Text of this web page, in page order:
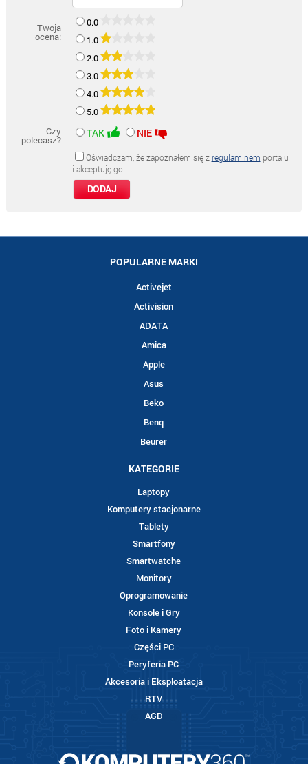
Twoja
ocena:
0.0
1.0
2.0
3.0
4.0
5.0
Czy
polecasz?
TAK NIE
Oświadczam, że zapoznałem się z regulaminem portalu
i akceptuję go
POPULARNE MARKI
Activejet
Activision
ADATA
Amica
Apple
Asus
Beko
Benq
Beurer
KATEGORIE
Laptopy
Komputery stacjonarne
Tablety
Smartfony
Smartwatche
Monitory
Oprogramowanie
Konsole i Gry
Foto i Kamery
Części PC
Peryferia PC
Akcesoria i Eksploatacja
RTV
AGD